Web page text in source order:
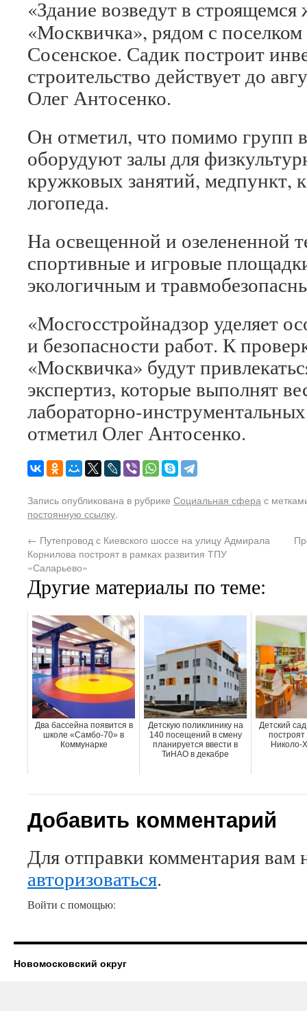
«Здание возведут в
«Москвичка», рядом с
Сосенское. Садик построит
строительство действует до
Олег Антосенко.
Он отметил, что помимо групп
оборудуют залы для
кружковых занятий, медпункт,
логопеда.
На освещенной и озелененной
спортивные и игровые
экологичным и
«Мосгосстройнадзор уделяет
и безопасности работ. К
«Москвичка» будут
экспертиз, которые выполнят
лабораторно-
отметил Олег Антосенко.
Запись опубликована в рубрике Социальная сфера с
постоянную ссылку.
← Путепровод с Киевского шоссе на улицу Адмирала
Корнилова построят в рамках развития ТПУ
«Саларьево»
Другие материалы по теме:
Два бассейна появится в
школе «Самбо-70» в
Коммунарке
Детскую поликлинику на
140 посещений в смену
планируется ввести в
ТиНАО в декабре
Детский
Николо-
Добавить комментарий
Для отправки комментария вам
авторизоваться.
Войти с помощью:
Новомосковский округ